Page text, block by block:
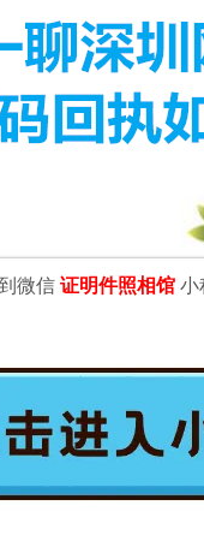
微信 证明件照相馆 小